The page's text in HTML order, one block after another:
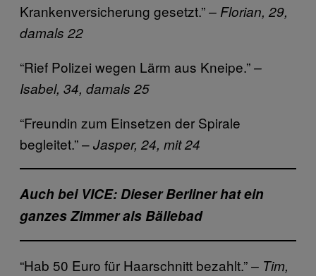
Krankenversicherung gesetzt.”– Florian, 29,
damals 22
“Rief Polizei wegen Lärm aus Kneipe.”–
Isabel, 34, damals 25
“Freundin zum Einsetzen der Spirale
begleitet.” –Jasper, 24, mit 24
Auch bei VICE: Dieser Berliner hat ein
ganzes Zimmer als Bällebad
“Hab 50 Euro für Haarschnitt bezahlt.”– Tim,